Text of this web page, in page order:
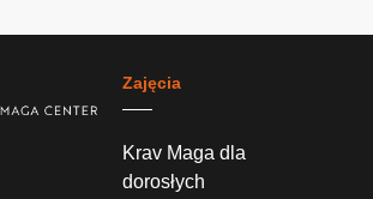
Zajęcia
Krav Maga dla
dorosłych